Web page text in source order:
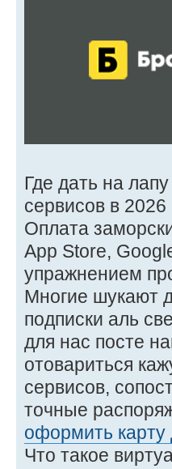
Где дать на
сервисов в 2026
Оплата
App Store,
упражнением
Многие шукают
подписки аль
для нас посте
отовариться
сервисов,
точные
оформить карту
Что такое